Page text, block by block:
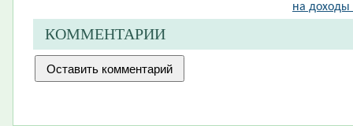
на
КОММЕНТАРИИ